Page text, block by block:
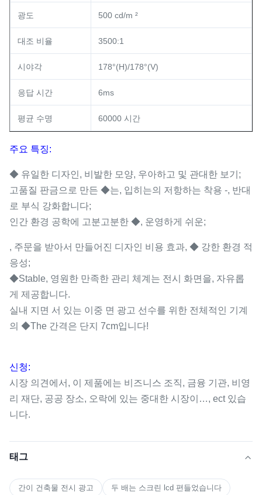
광도 500 cd/m ²
대조 비율 3500:1
시야각 178°(H)/178°(V)
응답 시간 6ms
평균 수명 60000 시간
주요 특징:
◆ 유일한 디자인, 비발한 모양, 우아하고 및 관대한 보기;
고품질 판금으로 만든 ◆는, 입히는의 저항하는 착용 -, 반대
로 부식 강화합니다;
인간 환경 공학에 고분고분한 ◆, 운영하게 쉬운;
, 주문을 받아서 만들어진 디자인 비용 효과, ◆ 강한 환경 적
응성;
◆Stable, 영원한 만족한 관리 체계는 전시 화면을, 자유롭
게 제공합니다.
실내 지면 서 있는 이중 면 광고 선수를 위한 전체적인 기계
의 ◆The 간격은 단지 7cm입니다!
신청:
시장 의견에서, 이 제품에는 비즈니스 조직, 금융 기관, 비영
리 재단, 공공 장소, 오락에 있는 중대한 시장이…, ect 있습
니다.
태그
간이 건축물 전시 광고 두 배는 스크린 lcd 편들었습니다